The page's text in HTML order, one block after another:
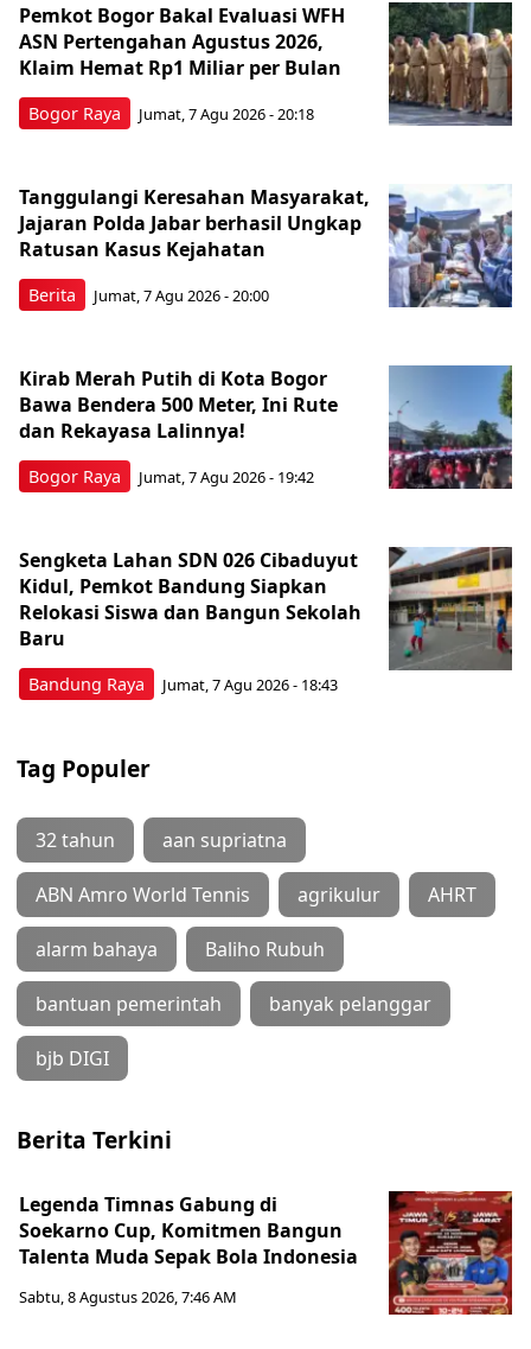
Bogor Raya
Pemkot Bogor Bakal Evaluasi WFH
ASN Pertengahan Agustus 2026,
Klaim Hemat Rp1 Miliar per Bulan
Jumat, 7 Agu 2026 - 20:18
Berita
Tanggulangi Keresahan Masyarakat,
Jajaran Polda Jabar berhasil Ungkap
Ratusan Kasus Kejahatan
Jumat, 7 Agu 2026 - 20:00
Bogor Raya
Kirab Merah Putih di Kota Bogor
Bawa Bendera 500 Meter, Ini Rute
dan Rekayasa Lalinnya!
Jumat, 7 Agu 2026 - 19:42
Bandung Raya
Sengketa Lahan SDN 026 Cibaduyut
Kidul, Pemkot Bandung Siapkan
Relokasi Siswa dan Bangun Sekolah
Baru
Jumat, 7 Agu 2026 - 18:43
Tag Populer
32 tahun aan supriatna
ABN Amro World Tennis agrikulur AHRT
alarm bahaya Baliho Rubuh
bantuan pemerintah banyak pelanggar
bjb DIGI
Berita Terkini
Legenda Timnas Gabung di
Soekarno Cup, Komitmen Bangun
Talenta Muda Sepak Bola Indonesia
Sabtu, 8 Agustus 2026, 7:46 AM